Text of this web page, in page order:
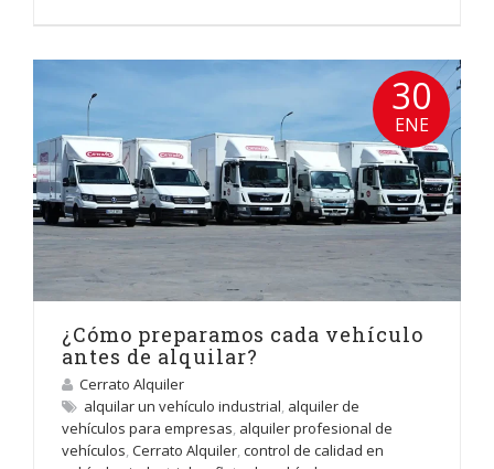
30
ENE
¿Cómo preparamos cada vehículo
antes de alquilar?
Cerrato Alquiler
alquilar un vehículo industrial, alquiler de
vehículos para empresas, alquiler profesional de
vehículos, Cerrato Alquiler, control de calidad en